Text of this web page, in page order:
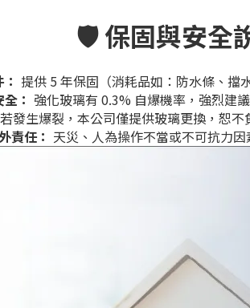
🛡️ 保固與安全
提供 5 年保固（消耗品如：防水條、擋
： 強化玻璃有 0.3% 自爆機率，強烈建
發生爆裂，本公司僅提供玻璃更換，恕不
責任： 天災、人為操作不當或不可抗力